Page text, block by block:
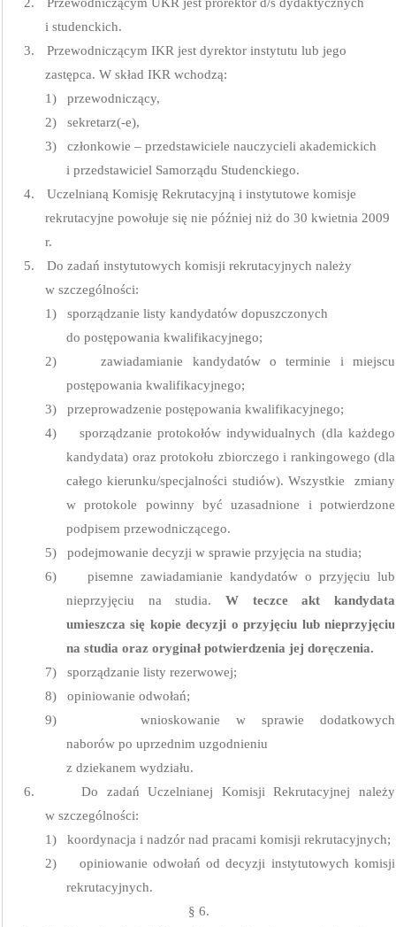
i studenckich.
3.
Przewodniczącym IKR jest dyrektor instytutu lub jego
zastępca. W skład IKR wchodzą:
1)
przewodniczący,
2)
sekretarz(-e),
3)
członkowie – przedstawiciele nauczycieli akademickich
i przedstawiciel Samorządu Studenckiego.
4.
Uczelnianą Komisję Rekrutacyjną i instytutowe komisje
rekrutacyjne powołuje się nie później niż do 30 kwietnia 2009
r.
5.
Do zadań instytutowych komisji rekrutacyjnych należy
w szczególności:
1)
sporządzanie listy kandydatów dopuszczonych
do postępowania kwalifikacyjnego;
2)
zawiadamianie kandydatów o terminie i miejscu
postępowania kwalifikacyjnego;
3)
przeprowadzenie postępowania kwalifikacyjnego;
4)
sporządzanie protokołów indywidualnych (dla każdego
kandydata) oraz protokołu zbiorczego i rankingowego (dla
całego kierunku/specjalności studiów). Wszystkie
zmiany
w protokole powinny być uzasadnione i potwierdzone
podpisem przewodniczącego.
5)
podejmowanie decyzji w sprawie przyjęcia na studia;
6)
pisemne zawiadamianie kandydatów o przyjęciu lub
nieprzyjęciu na studia. W teczce akt kandydata
umieszcza się kopie decyzji o przyjęciu lub nieprzyjęciu
na studia oraz oryginał potwierdzenia jej doręczenia.
7)
sporządzanie listy rezerwowej;
8)
opiniowanie odwołań;
9)
wnioskowanie w sprawie dodatkowych
naborów po uprzednim uzgodnieniu
z dziekanem wydziału.
6.
Do zadań Uczelnianej Komisji Rekrutacyjnej należy
w szczególności:
1)
koordynacja i nadzór nad pracami komisji rekrutacyjnych;
2)
opiniowanie odwołań od decyzji instytutowych komisji
rekrutacyjnych.
§ 6.